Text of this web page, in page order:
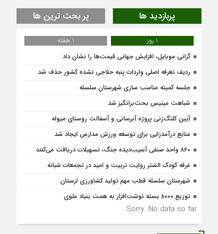
پربازدید ها پر بحث ترین ها
1 روز
1 هفته
گرانی موبایل، افزایش جهانی قیمت‌ها را نشان داد
ردیف تعرفه اصلی واردات پنبه حلاجی نشده کشور حذف شد
جلسه کمیته مناسب سازی شهرستان سلسله
شباهت مینیس بحث‌برانگیز شد
آیین کلنگ‌زنی پروژه آبرسانی و آسفالت روستای میوله
منابع درآمدزایی برای توسعه ورزش مدارس ایجاد شد
۸۶۰ واحد صنفی آسیب‌دیده جنگ، تسهیلات دریافت می‌کنند
غرفه کودک الشتر روایت تربیت و امید در تجمعات شبانه
شهرستان سلسله قطب مهم تولید کشاورزی لرستان
توزیع ۸۰۰۰ بسته نوشت‌افزار به همت بنیاد علوی
Sorry. No data so far.